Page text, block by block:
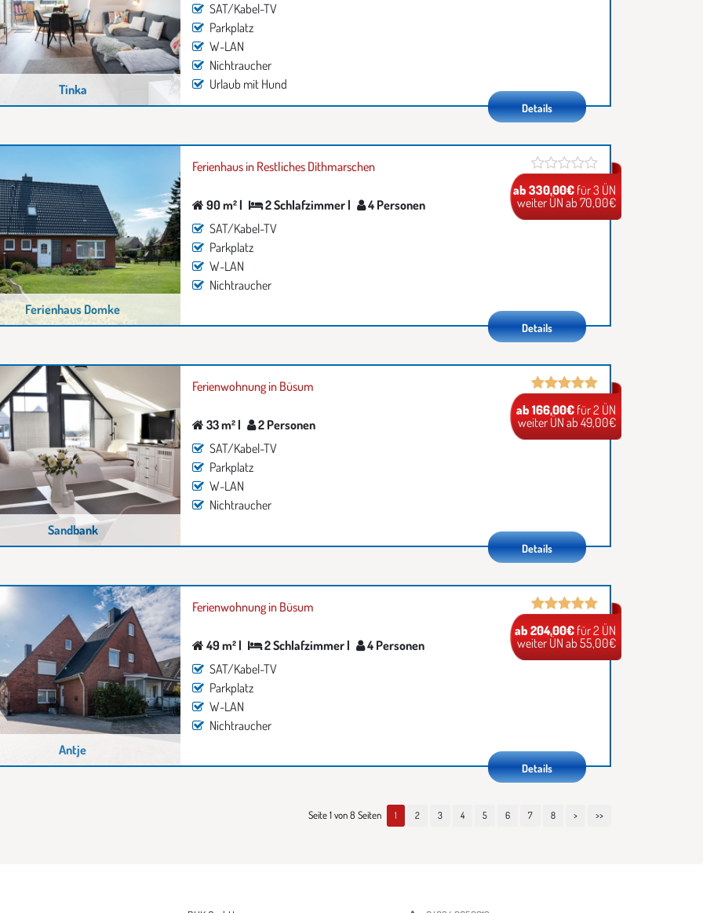
Tinka
SAT/Kabel-TV
Parkplatz
W-LAN
Nichtraucher
Urlaub mit Hund
Details
Ferienhaus Domke
Ferienhaus in Restliches Dithmarschen
90 m² | 2 Schlafzimmer |
4 Personen
SAT/Kabel-TV
Parkplatz
W-LAN
Nichtraucher
ab 330,00€für 3 ÜN
weiter ÜN ab 70,00€
Details
Sandbank
Ferienwohnung in Büsum
33 m² |
2 Personen
SAT/Kabel-TV
Parkplatz
W-LAN
Nichtraucher
ab 166,00€für 2 ÜN
weiter ÜN ab 49,00€
Details
Antje
Ferienwohnung in Büsum
49 m² | 2 Schlafzimmer |
4 Personen
SAT/Kabel-TV
Parkplatz
W-LAN
Nichtraucher
ab 204,00€für 2 ÜN
weiter ÜN ab 55,00€
Details
Seite 1 von 8 Seiten 1 2 3 4 5 6 7 8 > >>